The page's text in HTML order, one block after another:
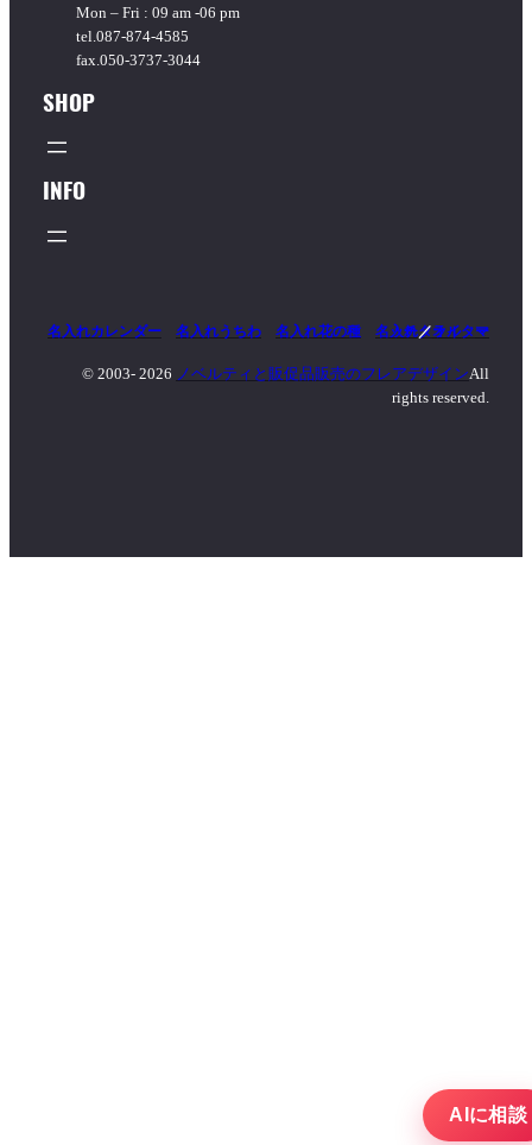
Mon – Fri : 09 am -06 pm
tel.087-874-4585
fax.050-3737-3044
SHOP
INFO
名入れカレンダー 名入れうちわ 名入れ花の種 名入れタオル
マッチ／ライター
© 2003- 2026 ノベルティと販促品販売のフレアデザインAll
rights reserved.
AIに相談